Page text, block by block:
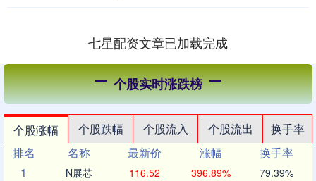
七星配资文章已加载完成
个股实时涨跌榜
个股涨幅 个股跌幅 个股流入 个股流出
换手率
排名
名称 最新价 涨幅
换手率
1
N展芯 116.52 396.89% 79.39%